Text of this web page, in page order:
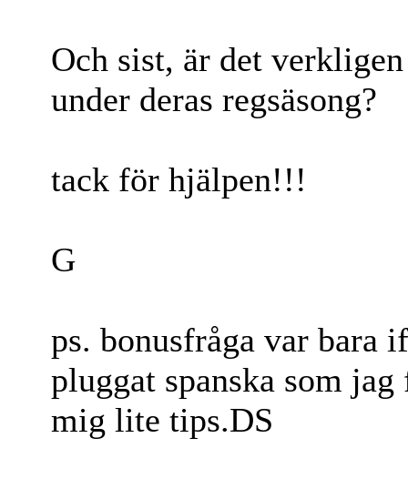
Och sist, är det
under deras regsäsong?
tack för hjälpen!!!
G
ps. bonusfråga var bara
pluggat spanska som
mig lite tips.DS